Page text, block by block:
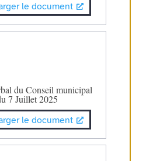
le document
du Conseil municipal
7 Juillet 2025
le document